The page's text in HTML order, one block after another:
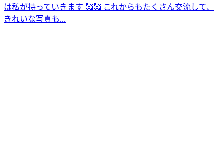
は私が持っていきます 🥰🥰 これからもたくさん交流して、
きれいな写真も...